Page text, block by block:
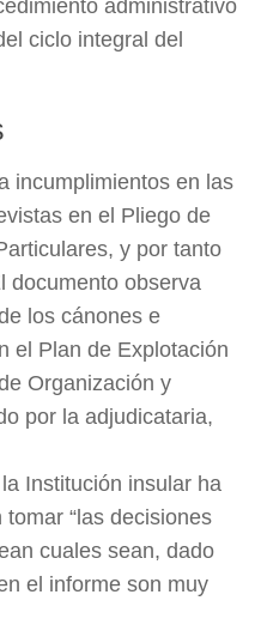
administrativo
ciclo integral del
incumplimientos en las
en el Pliego de
y por tanto
documento observa
los cánones e
el Plan de Explotación
Organización y
por la adjudicataria,
Institución insular ha
“las decisiones
cuales sean, dado
el informe son muy